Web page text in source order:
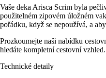
Vaše deka Arisca Scrim byla
použitelném zipovém úložném
pořádku, když se nepoužívá, a
Prozkoumejte naši nabídku
hledáte kompletní cestovní vzhled.
Technické detaily